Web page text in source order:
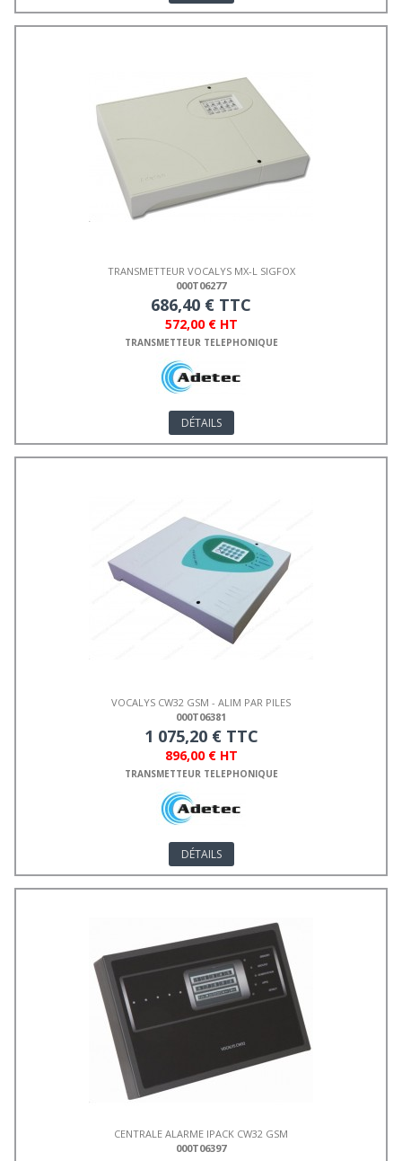
TRANSMETTEUR VOCALYS MX-L SIGFOX
000T06277
686,40 € TTC
572,00 € HT
TRANSMETTEUR TELEPHONIQUE
DÉTAILS
VOCALYS CW32 GSM - ALIM PAR PILES
000T06381
1 075,20 € TTC
896,00 € HT
TRANSMETTEUR TELEPHONIQUE
DÉTAILS
CENTRALE ALARME IPACK CW32 GSM
000T06397